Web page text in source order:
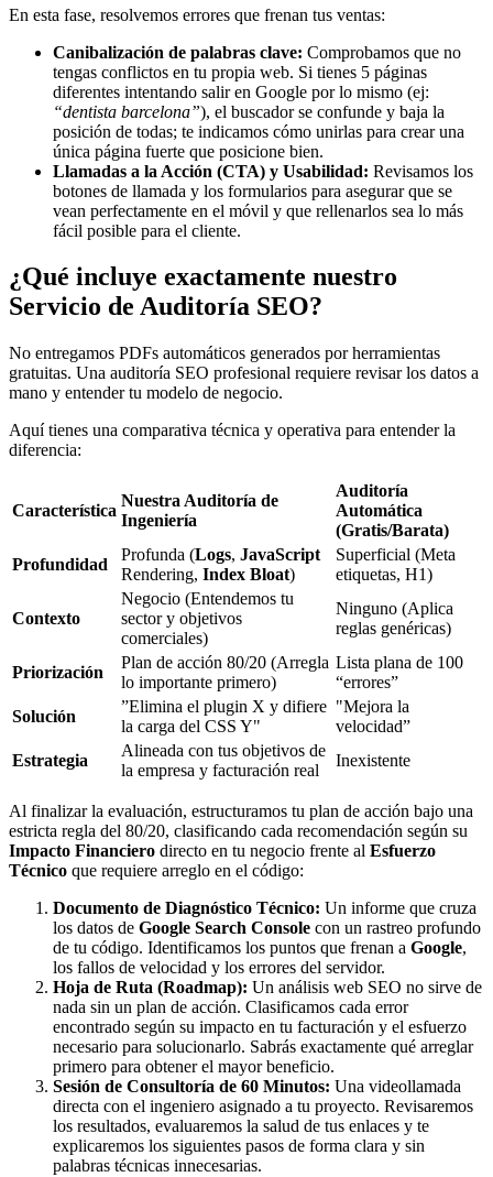
En esta fase, resolvemos errores que frenan tus ventas:
Canibalización de palabras clave: Comprobamos que no
tengas conflictos en tu propia web. Si tienes 5 páginas
diferentes intentando salir en Google por lo mismo (ej:
“dentista barcelona”), el buscador se confunde y baja la
posición de todas; te indicamos cómo unirlas para crear una
única página fuerte que posicione bien.
Llamadas a la Acción (CTA) y Usabilidad: Revisamos los
botones de llamada y los formularios para asegurar que se
vean perfectamente en el móvil y que rellenarlos sea lo más
fácil posible para el cliente.
¿Qué incluye exactamente nuestro
Servicio de Auditoría SEO?
No entregamos PDFs automáticos generados por herramientas
gratuitas. Una auditoría SEO profesional requiere revisar los datos a
mano y entender tu modelo de negocio.
Aquí tienes una comparativa técnica y operativa para entender la
diferencia:
Característica
Nuestra Auditoría de
Ingeniería
Auditoría
Automática
(Gratis/Barata)
Profundidad
Profunda (Logs, JavaScript
Rendering, Index Bloat)
Superficial (Meta
etiquetas, H1)
Contexto
Negocio (Entendemos tu
sector y objetivos
comerciales)
Ninguno (Aplica
reglas genéricas)
Priorización
Plan de acción 80/20 (Arregla
lo importante primero)
Lista plana de 100
“errores”
Solución
”Elimina el plugin X y difiere
la carga del CSS Y"
"Mejora la
velocidad”
Estrategia
Alineada con tus objetivos de
la empresa y facturación real
Inexistente
Al finalizar la evaluación, estructuramos tu plan de acción bajo una
estricta regla del 80/20, clasificando cada recomendación según su
Impacto Financiero directo en tu negocio frente al Esfuerzo
Técnico que requiere arreglo en el código:
Documento de Diagnóstico Técnico: Un informe que cruza
los datos de Google Search Console con un rastreo profundo
de tu código. Identificamos los puntos que frenan a Google,
los fallos de velocidad y los errores del servidor.
Hoja de Ruta (Roadmap): Un análisis web SEO no sirve de
nada sin un plan de acción. Clasificamos cada error
encontrado según su impacto en tu facturación y el esfuerzo
necesario para solucionarlo. Sabrás exactamente qué arreglar
primero para obtener el mayor beneficio.
Sesión de Consultoría de 60 Minutos: Una videollamada
directa con el ingeniero asignado a tu proyecto. Revisaremos
los resultados, evaluaremos la salud de tus enlaces y te
explicaremos los siguientes pasos de forma clara y sin
palabras técnicas innecesarias.